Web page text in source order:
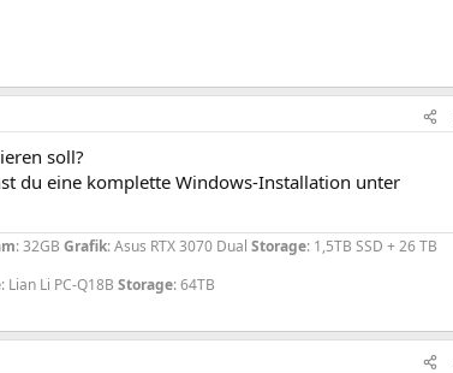
soll?
du eine komplette Windows-Installation unter
: 32GB Grafik: Asus RTX 3070 Dual Storage: 1,5TB SSD + 26 TB
: Lian Li PC-Q18B Storage: 64TB